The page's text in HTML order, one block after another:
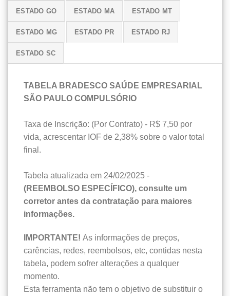
ESTADO GO ESTADO MA ESTADO MT
ESTADO MG ESTADO PR ESTADO RJ
ESTADO SC
TABELA BRADESCO SAÚDE EMPRESARIAL
SÃO PAULO COMPULSÓRIO
Taxa de Inscrição: (Por Contrato) - R$ 7,50 por
vida, acrescentar IOF de 2,38% sobre o valor total
final.
Tabela atualizada em 24/02/2025 -
(REEMBOLSO ESPECÍFICO), consulte um
corretor antes da contratação para maiores
informações.
IMPORTANTE! As informações de preços,
carências, redes, reembolsos, etc, contidas nesta
tabela, podem sofrer alterações a qualquer
momento.
Esta ferramenta não tem o objetivo de substituir o